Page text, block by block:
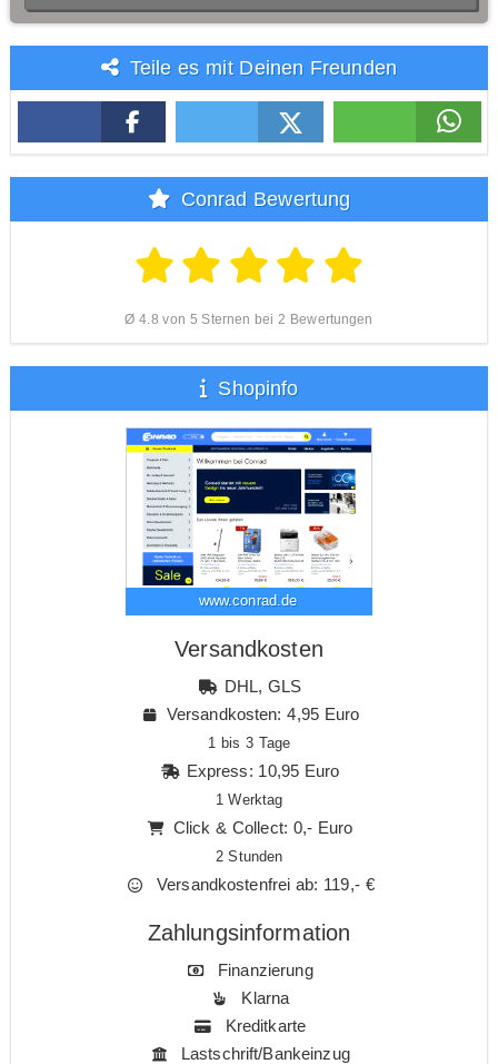
Teile es mit Deinen Freunden
Conrad Bewertung
Ø 4.8 von 5 Sternen bei 2 Bewertungen
Shopinfo
www.conrad.de
Versandkosten
DHL, GLS
Versandkosten: 4,95 Euro
1 bis 3 Tage
Express: 10,95 Euro
1 Werktag
Click & Collect: 0,- Euro
2 Stunden
Versandkostenfrei ab: 119,- €
Zahlungsinformation
Finanzierung
Klarna
Kreditkarte
Lastschrift/Bankeinzug